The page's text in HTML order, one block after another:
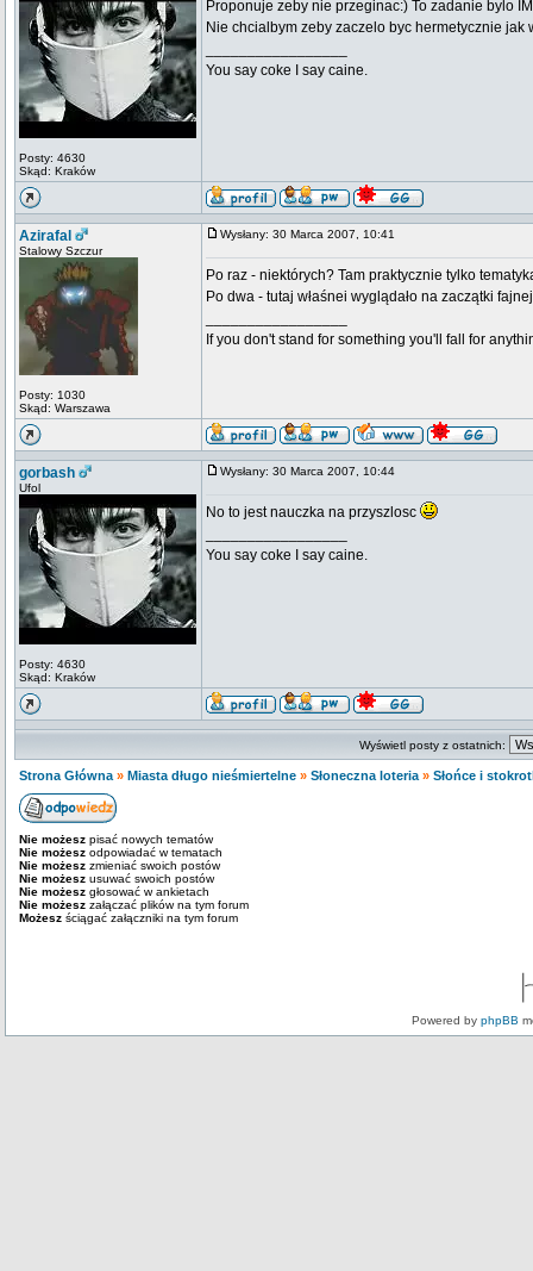
Posty: 4630
Skąd: Kraków
Proponuje zeby nie przeginac:) To zadanie bylo
Nie chcialbym zeby zaczelo byc hermetycznie jak
You say coke I say caine.
Azirafal
Stalowy Szczur
Posty: 1030
Skąd: Warszawa
Wysłany: 30 Marca 2007, 10:41
Po raz - niektórych? Tam praktycznie tylko
Po dwa - tutaj właśnei wyglądało na zaczątki
If you don't stand for something you'll fall for
gorbash
Ufol
Posty: 4630
Skąd: Kraków
Wysłany: 30 Marca 2007, 10:44
No to jest nauczka na przyszlosc
You say coke I say caine.
Wyświetl posty z ostatnich:
Strona Główna » Miasta długo nieśmiertelne » Słoneczna loteria » Słońce i
Nie możesz pisać nowych tematów
Nie możesz odpowiadać w tematach
Nie możesz zmieniać swoich postów
Nie możesz usuwać swoich postów
Nie możesz głosować w ankietach
Nie możesz załączać plików na tym forum
Możesz ściągać załączniki na tym forum
Powered by phpBB